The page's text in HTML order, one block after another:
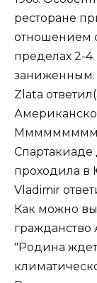
ресторане
отношением
пределах 2-
заниженным.
Zlata
Спартакиаде
проходила
Vladimir
Как можно
"Родина